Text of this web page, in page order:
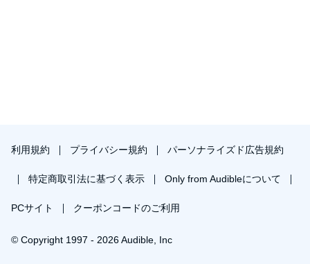
利用規約 プライバシー規約 パーソナライズド広告規約
特定商取引法に基づく表示 Only from Audibleについて
PCサイト クーポンコードのご利用
© Copyright 1997 - 2026 Audible, Inc